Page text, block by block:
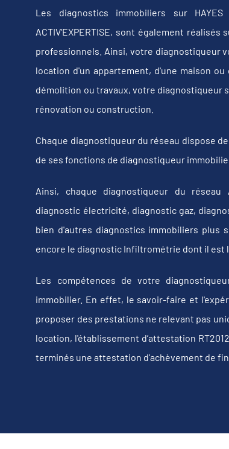
Les diagnostics immobiliers sur
ACTIV'EXPERTISE, sont également
professionnels. Ainsi, votre diagnostiqueur
location d'un appartement, d'une maison
démolition ou travaux, votre diagnostiqueur
rénovation ou construction.
Chaque diagnostiqueur du réseau dispose
de ses fonctions de diagnostiqueur
Ainsi, chaque diagnostiqueur du réseau
diagnostic électricité, diagnostic gaz,
bien d'autres diagnostics immobiliers plus
encore le diagnostic Infiltrométrie dont il est
Les compétences de votre
immobilier. En effet, le savoir-faire et
proposer des prestations ne relevant pas
location, l'établissement d’attestation
terminés une attestation d'achèvement de fin